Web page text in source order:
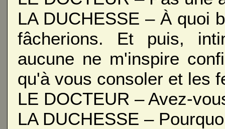
LA DUCHESSE – À quoi
fâcherions. Et puis,
aucune ne m'inspire
qu'à vous consoler et les
LE DOCTEUR – Avez-
LA DUCHESSE –